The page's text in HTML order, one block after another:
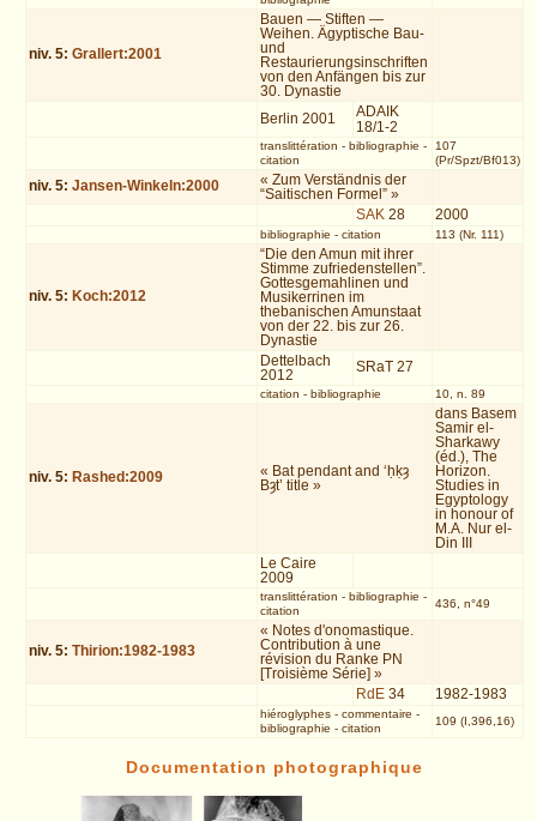
niv. 5:Grallert:2001
Bauen — Stiften —
Weihen. Ägyptische Bau-
und
Restaurierungsinschriften
von den Anfängen bis zur
30. Dynastie
Berlin 2001
ADAIK
18/1-2
translittération - bibliographie -
citation
107
(Pr/Spzt/Bf013)
niv. 5:Jansen-Winkeln:2000
« Zum Verständnis der
“Saitischen Formel” »
SAK 28 2000
bibliographie - citation 113 (Nr. 111)
niv. 5: Koch:2012
“Die den Amun mit ihrer
Stimme zufriedenstellen”.
Gottesgemahlinen und
Musikerrinen im
thebanischen Amunstaat
von der 22. bis zur 26.
Dynastie
Dettelbach
2012
SRaT 27
citation - bibliographie 10, n. 89
niv. 5: Rashed:2009
« Bat pendant and ‘ḥḳȝ
Bȝt’ title »
dans Basem
Samir el-
Sharkawy
(éd.), The
Horizon.
Studies in
Egyptology
in honour of
M.A. Nur el-
Din III
Le Caire
2009
translittération - bibliographie -
citation
436, n°49
niv. 5:Thirion:1982-1983
« Notes d'onomastique.
Contribution à une
révision du Ranke PN
[Troisième Série] »
RdE 34 1982-1983
hiéroglyphes- commentaire -
bibliographie - citation
109 (I,396,16)
Documentation photographique